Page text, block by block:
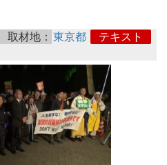
取材地： 東京都
テキスト